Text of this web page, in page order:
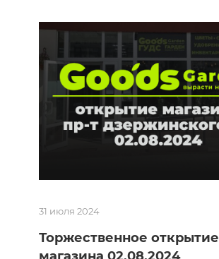
31 июля 2024
Торжественное открытие